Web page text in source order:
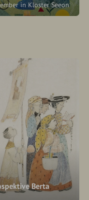
in Kloster Seeon
Berta